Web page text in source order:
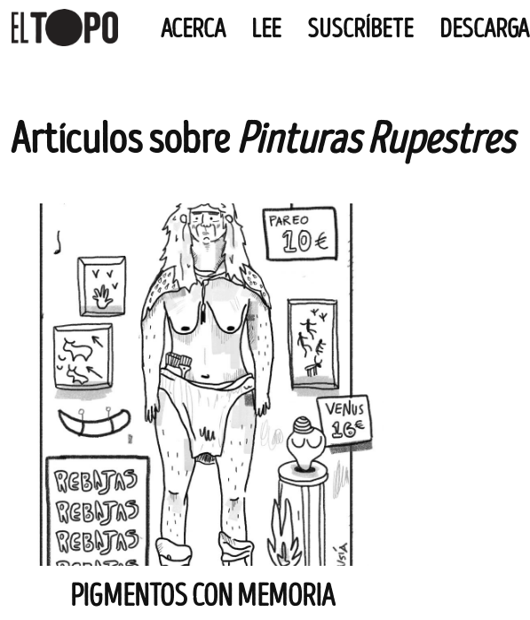
Skip
to
ACERCA LEE SUSCRÍBETE DESCARGA
Artículos sobrePinturas Rupestres
PIGMENTOS CON MEMORIA